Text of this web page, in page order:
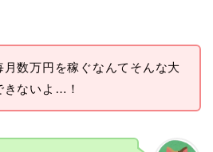
月数万円を稼ぐなんてそんな大
きないよ…！